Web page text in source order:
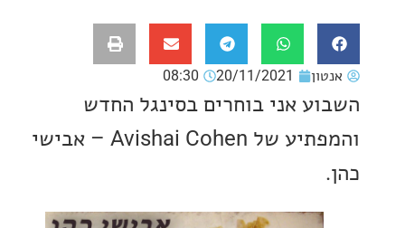
20/11/2021
08:30
אני בוחרים בסינגל החדש
והמפתיע של Avishai Cohen – אבישי